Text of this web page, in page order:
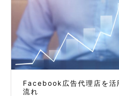
Facebook広告代理店を活
流れ